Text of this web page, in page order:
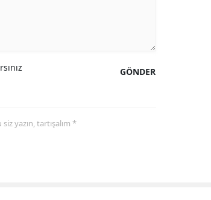
GÖNDER
yazın, tartışalım *